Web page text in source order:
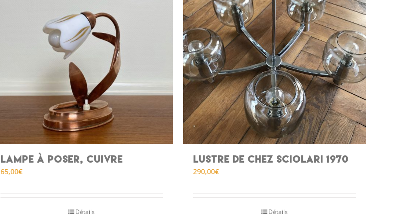
Lampe à poser, cuivre
65,00€
Détails
Lustre de chez Sciolari 1970
290,00€
Détails